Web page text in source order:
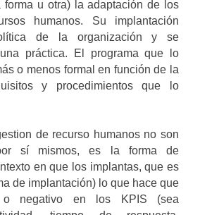
u otra) la adaptación de los
humanos. Su implantación
de la organización y se
práctica. El programa que lo
o menos formal en función de la
y procedimientos que lo
de recurso humanos no son
sí mismos, es la forma de
en que los implantas, que es
de implantación) lo que hace que
o negativo en los KPIS (sea